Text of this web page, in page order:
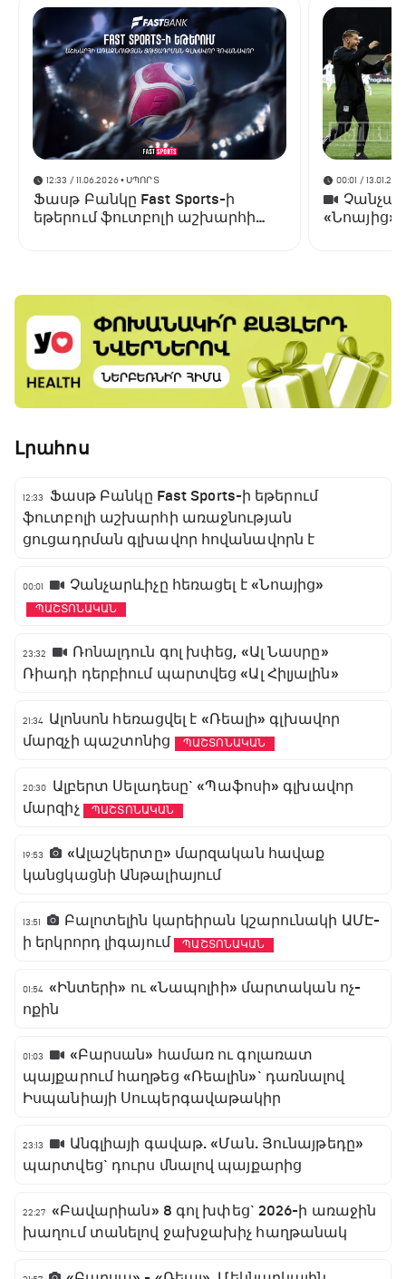
12:33 / 11.06.2026• ՍՊՈՐՏ
Ֆասթ Բանկը Fast Sports-ի
եթերում ֆուտբոլի աշխարհի
00:01 /
«Նոայից»
Լրահոս
12:33
Ֆասթ Բանկը Fast Sports-ի եթերում
ֆուտբոլի աշխարհի առաջնության
ցուցադրման գլխավոր հովանավորն է
00:01 Չանչարևիչը հեռացել է «Նոայից»
ՊԱՇՏՈՆԱԿԱՆ
23:32
Ռոնալդուն գոլ խփեց, «Ալ Նասրը»
Ռիադի դերբիում պարտվեց «Ալ Հիլյալին»
21:34 Ալոնսոն հեռացվել է «Ռեալի» գլխավոր
մարզչի պաշտոնից
ՊԱՇՏՈՆԱԿԱՆ
20:30
Ալբերտ Սելադեսը` «Պաֆոսի» գլխավոր
մարզիչ
ՊԱՇՏՈՆԱԿԱՆ
19:53
«Ալաշկերտը» մարզական հավաք
կանցկացնի Անթալիայում
13:51
Բալոտելին կարեիրան կշարունակի ԱՄԷ-
ի երկրորդ լիգայում
ՊԱՇՏՈՆԱԿԱՆ
01:54 «Ինտերի» ու «Նապոլիի» մարտական ոչ-
ոքին
01:03
«Բարսան» համառ ու գոլառատ
պայքարում հաղթեց «Ռեալին»` դառնալով
Իսպանիայի Սուպերգավաթակիր
23:13
Անգլիայի գավաթ. «Ման. Յունայթեդը»
պարտվեց` դուրս մնալով պայքարից
22:27 «Բավարիան» 8 գոլ խփեց` 2026-ի առաջին
խաղում տանելով ջախջախիչ հաղթանակ